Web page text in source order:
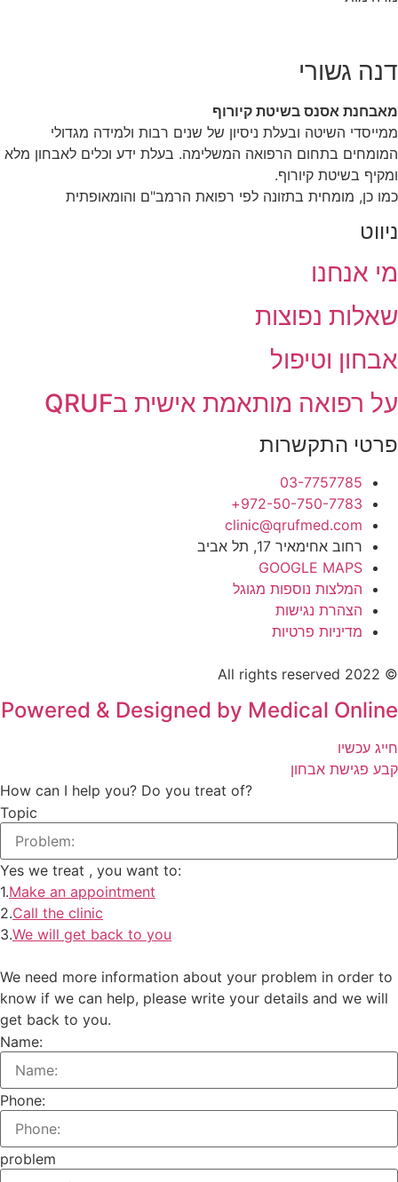
דנה גשורי
מאבחנת אסנס בשיטת קיורוף
ממייסדי השיטה ובעלת ניסיון של שנים רבות ולמידה מגדולי
המומחים בתחום הרפואה המשלימה. בעלת ידע וכלים לאבחון מלא
ומקיף בשיטת קיורוף.
כמו כן, מומחית בתזונה לפי רפואת הרמב"ם והומאופתית
ניווט
מי אנחנו
שאלות נפוצות
אבחון וטיפול
על רפואה מותאמת אישית בQRUF
פרטי התקשרות
03-7757785
972-50-750-7783+
clinic@qrufmed.com
רחוב אחימאיר 17, תל אביב
GOOGLE MAPS
המלצות נוספות מגוגל
הצהרת נגישות
מדיניות פרטיות
© 2022 All rights reserved
Powered & Designed by Medical Online
חייג עכשיו
קבע פגישת אבחון
How can I help you? Do you treat of?
Topic
Yes we treat , you want to:
1.Make an appointment
2.Call the clinic
3.We will get back to you
We need more information about your problem in order to
know if we can help, please write your details and we will
get back to you.
Name:
Phone:
problem